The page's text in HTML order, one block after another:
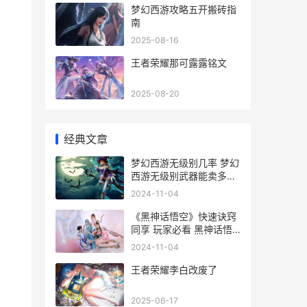
梦幻西游攻略五开搬砖指
南
2025-08-16
王者荣耀那可露露铭文
2025-08-20
经典文章
梦幻西游无级别几率 梦幻
西游无级别武器能卖多少
人民币
2024-11-04
《黑神话悟空》快速诀窍
同享 玩家必看 黑神话悟
空官网
2024-11-04
王者荣耀李白改废了
2025-06-17